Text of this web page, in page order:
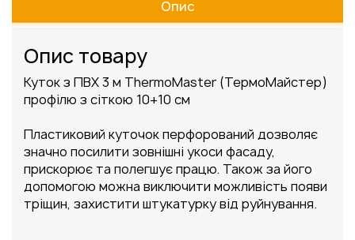
Опис
Опис товару
Куток з ПВХ 3 м ThermoMaster (ТермоМайстер)
профілю з сіткою 10+10 см
Пластиковий куточок перфорований дозволяє
значно посилити зовнішні укоси фасаду,
прискорює та полегшує працю. Також за його
допомогою можна виключити можливість появи
тріщин, захистити штукатурку від руйнування.